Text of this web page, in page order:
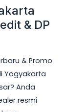
& DP
& Promo
Yogyakarta
Anda
resmi